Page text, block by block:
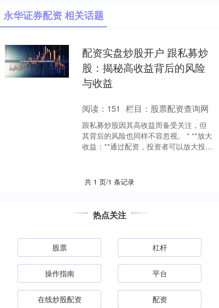
永华证券配资 相关话题
配资实盘炒股开户 跟私募炒
股：揭秘高收益背后的风险
与收益
阅读： 151 栏目： 股票配资查询网
跟私募炒股因其高收益而备受关注，但
其背后的风险也同样不容忽视。 * **放大
收益：**通过配资，投资者可以放大投资
共 1 页/1 条记录
热点关注
股票 杠杆
操作指南 平台
在线炒股配资 配资